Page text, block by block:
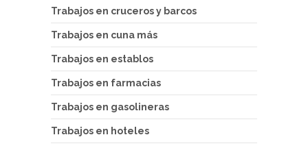
Trabajos en cruceros y barcos
Trabajos en cuna más
Trabajos en establos
Trabajos en farmacias
Trabajos en gasolineras
Trabajos en hoteles